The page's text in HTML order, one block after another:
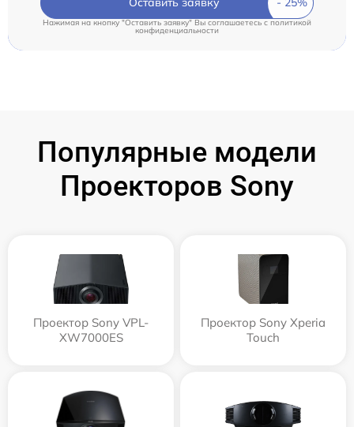
Нажимая на кнопку "Оставить заявку" Вы соглашаетесь c политикой
конфиденциальности
Популярные модели
Проекторов Sony
Проектор Sony VPL-
XW7000ES
Проектор Sony Xperia
Touch